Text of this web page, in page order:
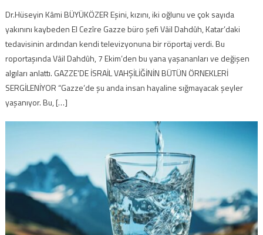
Dr.Hüseyin Kâmi BÜYÜKÖZER Eşini, kızını, iki oğlunu ve çok sayıda
yakınını kaybeden El Cezîre Gazze büro şefi Vâil Dahdûh, Katar’daki
tedavisinin ardından kendi televizyonuna bir röportaj verdi. Bu
roportaşında Vâil Dahdûh, 7 Ekim’den bu yana yaşananları ve değişen
algıları anlattı. GAZZE’DE İSRAİL VAHŞİLİĞİNİN BÜTÜN ÖRNEKLERİ
SERGİLENİYOR “Gazze’de şu anda insan hayaline sığmayacak şeyler
yaşanıyor. Bu, […]